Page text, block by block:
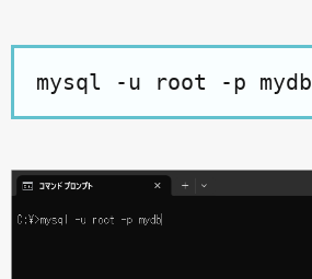
mysql -u root -p mydb